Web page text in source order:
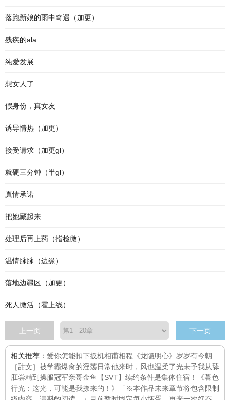
落跑新娘的雨中奇遇（加更）
残疾的ala
纯爱发展
想女人了
假身份，真女友
诱导情热（加更）
接受请求（加更gl）
就硬三分钟（半gl）
真情承诺
把她藏起来
处理后再上药（指检微）
温情脉脉（边缘）
落地边疆区（加更）
死人微活（霍上线）
上一页 下一页
相关推荐： 爱你怎能扣下扳机相甫相程 《龙隐明心》 岁岁有今朝
［甜文］ 被学霸爆肏的淫荡日常他来时，风也温柔了光未予我从舔
肛尝精到操服冠军亲哥金鱼 【SVT】续约条件是集体住宿！
《暮色
行光：这光，可能是我撩来的！》「※本作品未来章节将包含限制